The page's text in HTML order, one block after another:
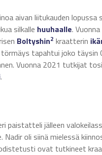
aivan liitukauden
silkalle huuhaalle.
Boltyshin2 kraatterin
tapahtui joko täysin
Vuonna 2021 tutkijat
.
jälleen
oli siinä mielessä
ovat tutkineet